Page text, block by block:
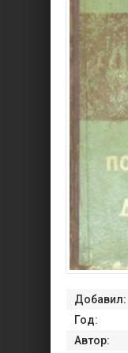
Добавил:
Год:
Автор: